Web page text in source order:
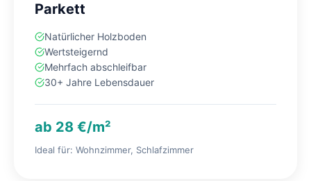
Parkett
Natürlicher Holzboden
Wertsteigernd
Mehrfach abschleifbar
30+ Jahre Lebensdauer
ab 28 €/m²
Ideal für: Wohnzimmer, Schlafzimmer